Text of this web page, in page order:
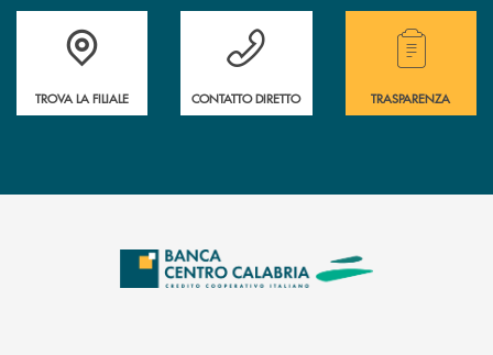
Accedi all' elenco completo delle filiali .
TROVA LA FILIALE
Hai bisogno di assistenza immediata ?
CONTATTO DIRETTO
Hai bisogno di
TRASPARENZA